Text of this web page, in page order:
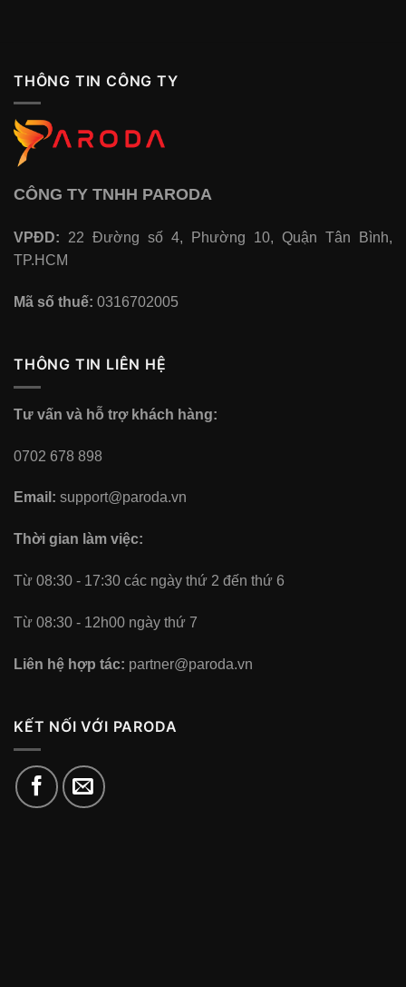
THÔNG TIN CÔNG TY
CÔNG TY TNHH PARODA
VPĐD: 22 Đường số 4, Phường 10, Quận Tân Bình,
TP.HCM
Mã số thuế: 0316702005
THÔNG TIN LIÊN HỆ
Tư vấn và hỗ trợ khách hàng:
0702 678 898
Email: support@paroda.vn
Thời gian làm việc:
Từ 08:30 - 17:30 các ngày thứ 2 đến thứ 6
Từ 08:30 - 12h00 ngày thứ 7
Liên hệ hợp tác: partner@paroda.vn
KẾT NỐI VỚI PARODA